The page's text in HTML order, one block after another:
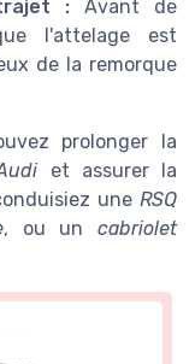
: Avant de
l'attelage est
de la remorque
prolonger la
et assurer la
une RSQ
, ou uncabriolet